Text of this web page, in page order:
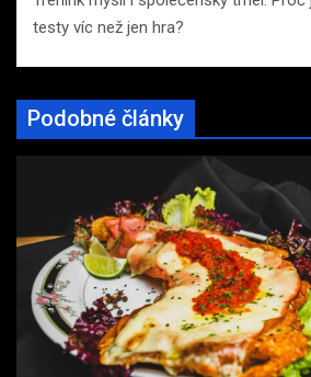
testy víc než jen hra?
Podobné články